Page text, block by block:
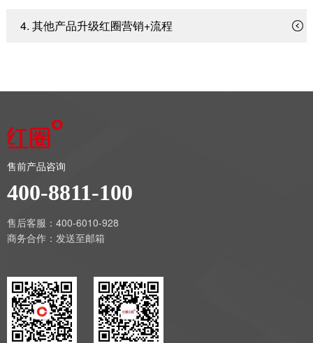
4. 其他产品升级红圈营销+流程
售前产品咨询
400-8811-100
售后客服：400-6010-928
商务合作： 发送至邮箱